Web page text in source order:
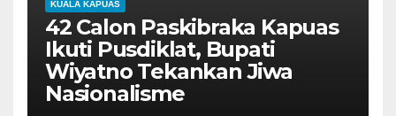
KUALA KAPUAS
42 Calon Paskibraka Kapuas
Ikuti Pusdiklat, Bupati
Wiyatno Tekankan Jiwa
Nasionalisme